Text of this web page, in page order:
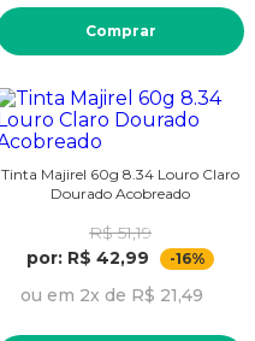
Comprar
Tinta Majirel 60g 8.34 Louro Claro
Dourado Acobreado
R$ 51,19
por: R$ 42,99
-16%
ou em 2x de R$ 21,49